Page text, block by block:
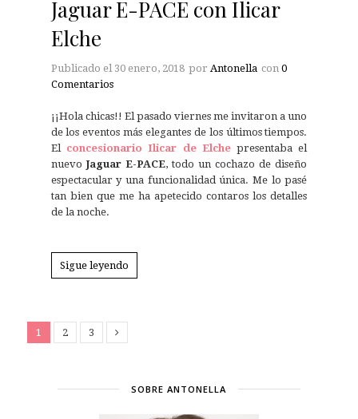
Jaguar E-PACE con Ilicar
Elche
Publicado el 30 enero, 2018 por Antonella con 0
Comentarios
¡¡Hola chicas!! El pasado viernes me invitaron a uno
de los eventos más elegantes de los últimos tiempos.
El concesionario Ilicar de Elchepresentaba el
nuevoJaguar E-PACE, todo un cochazo de diseño
espectacular y una funcionalidad única. Me lo pasé
tan bien que me ha apetecido contaros los detalles
de la noche.
Sigue leyendo
1 2 3
SOBRE ANTONELLA